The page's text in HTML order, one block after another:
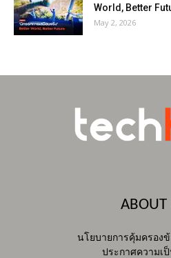
World, Better
May 2, 2026
ABOUT
นโยบายการคุ้มครอง
ประกาศความเ